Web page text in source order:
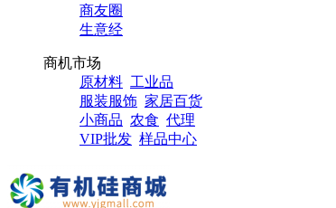
商友圈
生意经
商机市场
原材料 工业品
服装服饰 家居百货
小商品 农食 代理
VIP批发 样品中心